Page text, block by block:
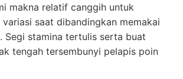
makna relatif canggih untuk
saat dibandingkan memakai
Segi stamina tertulis serta buat
tengah tersembunyi pelapis poin